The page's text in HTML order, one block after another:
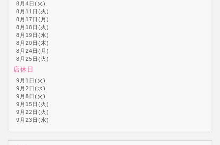
8月4日(火)
8月11日(火)
8月17日(月)
8月18日(火)
8月19日(水)
8月20日(木)
8月24日(月)
8月25日(火)
店休日
9月1日(火)
9月2日(水)
9月8日(火)
9月15日(火)
9月22日(火)
9月23日(水)